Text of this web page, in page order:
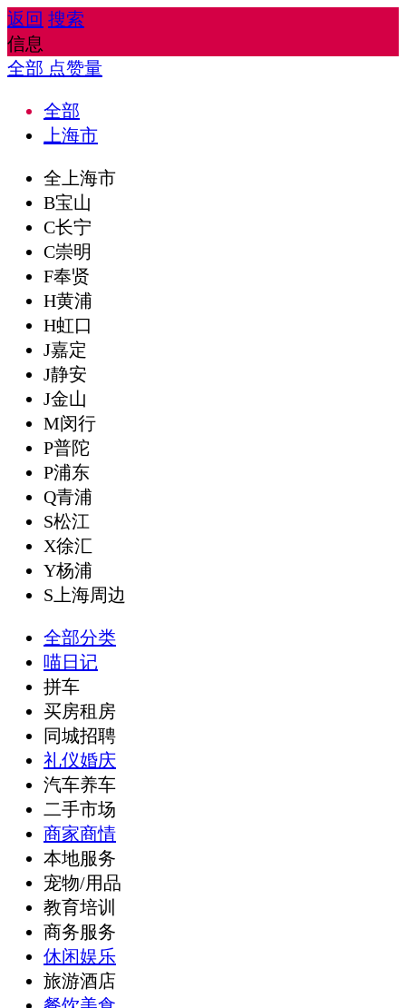
返回 搜索
信息
全部 点赞量
全部
上海市
全上海市
B宝山
C长宁
C崇明
F奉贤
H黄浦
H虹口
J嘉定
J静安
J金山
M闵行
P普陀
P浦东
Q青浦
S松江
X徐汇
Y杨浦
S上海周边
全部分类
喵日记
拼车
买房租房
同城招聘
礼仪婚庆
汽车养车
二手市场
商家商情
本地服务
宠物/用品
教育培训
商务服务
休闲娱乐
旅游酒店